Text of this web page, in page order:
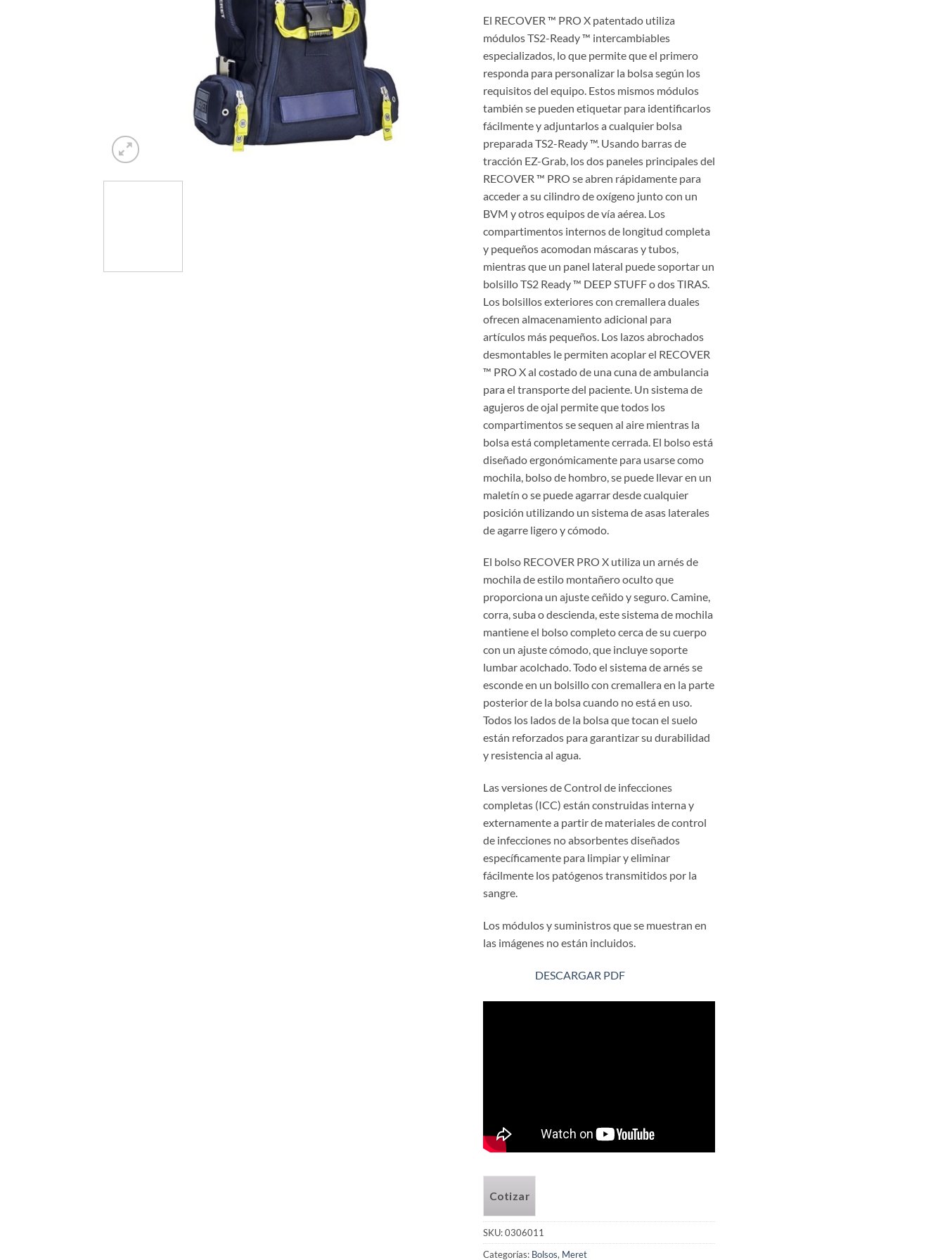
El RECOVER ™ PRO X patentado utiliza
módulos TS2-Ready ™ intercambiables
especializados, lo que permite que el primero
responda para personalizar la bolsa según los
requisitos del equipo. Estos mismos módulos
también se pueden etiquetar para identificarlos
fácilmente y adjuntarlos a cualquier bolsa
preparada TS2-Ready ™. Usando barras de
tracción EZ-Grab, los dos paneles principales del
RECOVER ™ PRO se abren rápidamente para
acceder a su cilindro de oxígeno junto con un
BVM y otros equipos de vía aérea. Los
compartimentos internos de longitud completa
y pequeños acomodan máscaras y tubos,
mientras que un panel lateral puede soportar un
bolsillo TS2 Ready ™ DEEP STUFF o dos TIRAS.
Los bolsillos exteriores con cremallera duales
ofrecen almacenamiento adicional para
artículos más pequeños. Los lazos abrochados
desmontables le permiten acoplar el RECOVER
™ PRO X al costado de una cuna de ambulancia
para el transporte del paciente. Un sistema de
agujeros de ojal permite que todos los
compartimentos se sequen al aire mientras la
bolsa está completamente cerrada. El bolso está
diseñado ergonómicamente para usarse como
mochila, bolso de hombro, se puede llevar en un
maletín o se puede agarrar desde cualquier
posición utilizando un sistema de asas laterales
de agarre ligero y cómodo.
El bolso RECOVER PRO X utiliza un arnés de
mochila de estilo montañero oculto que
proporciona un ajuste ceñido y seguro. Camine,
corra, suba o descienda, este sistema de mochila
mantiene el bolso completo cerca de su cuerpo
con un ajuste cómodo, que incluye soporte
lumbar acolchado. Todo el sistema de arnés se
esconde en un bolsillo con cremallera en la parte
posterior de la bolsa cuando no está en uso.
Todos los lados de la bolsa que tocan el suelo
están reforzados para garantizar su durabilidad
y resistencia al agua.
Las versiones de Control de infecciones
completas (ICC) están construidas interna y
externamente a partir de materiales de control
de infecciones no absorbentes diseñados
específicamente para limpiar y eliminar
fácilmente los patógenos transmitidos por la
sangre.
Los módulos y suministros que se muestran en
las imágenes no están incluidos.
DESCARGAR PDF
Cotizar
SKU:0306011
Categorías: Bolsos, Meret